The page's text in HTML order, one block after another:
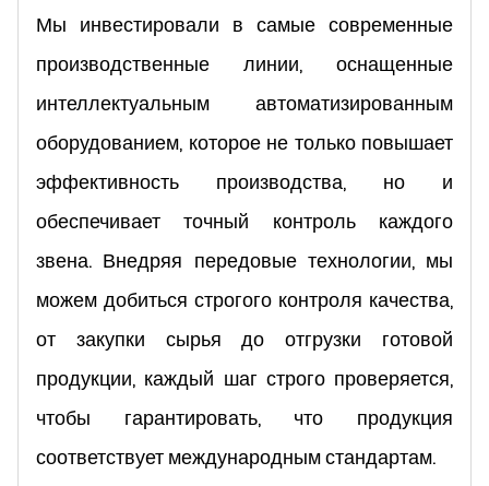
Мы инвестировали в самые современные
производственные линии, оснащенные
интеллектуальным автоматизированным
оборудованием, которое не только повышает
эффективность производства, но и
обеспечивает точный контроль каждого
звена. Внедряя передовые технологии, мы
можем добиться строгого контроля качества,
от закупки сырья до отгрузки готовой
продукции, каждый шаг строго проверяется,
чтобы гарантировать, что продукция
соответствует международным стандартам.